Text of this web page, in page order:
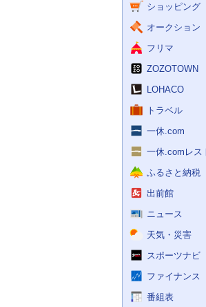
せビ
ショッピング
オークション
フリマ
ZOZOTOWN
LOHACO
トラベル
一休.com
一休.comレス
ふるさと納税
出前館
ニュース
天気・災害
スポーツナビ
ファイナンス
番組表